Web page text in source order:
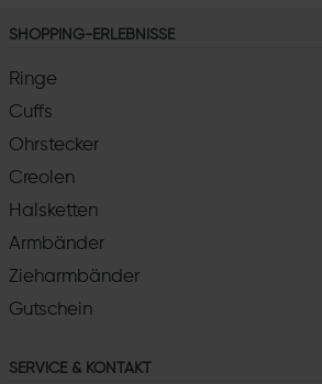
SHOPPING-ERLEBNISSE
Ringe
Cuffs
Ohrstecker
Creolen
Halsketten
Armbänder
Zieharmbänder
Gutschein
SERVICE & KONTAKT